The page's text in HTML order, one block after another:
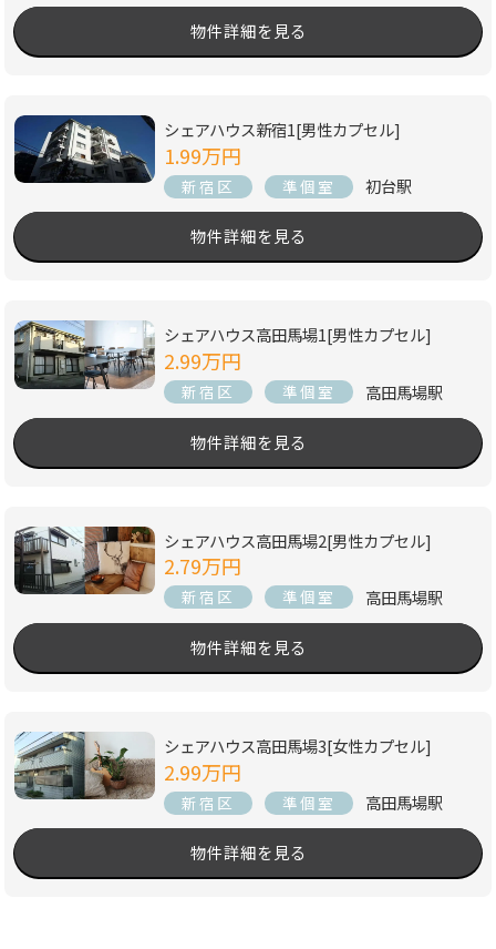
物件詳細を見る
シェアハウス新宿1[男性カプセル]
1.99万円
新宿区 準個室 初台駅
物件詳細を見る
シェアハウス高田馬場1[男性カプセル]
2.99万円
新宿区 準個室 高田馬場駅
物件詳細を見る
シェアハウス高田馬場2[男性カプセル]
2.79万円
新宿区 準個室 高田馬場駅
物件詳細を見る
シェアハウス高田馬場3[女性カプセル]
2.99万円
新宿区 準個室 高田馬場駅
物件詳細を見る